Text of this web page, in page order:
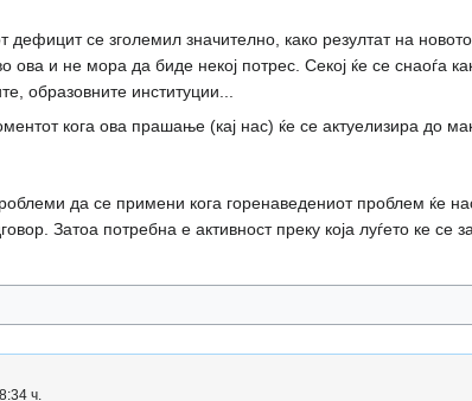
се зголемил значително, како резултат на
и не мора да биде некој потрес. Секој ќе се снаоѓа
образовните институции...
кога ова прашање (кај нас) ќе се актуелизира до
да се примени кога горенаведениот проблем ќе
Затоа потребна е активност преку која луѓето ке се
ч.